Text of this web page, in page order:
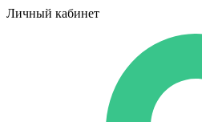
Личный кабинет